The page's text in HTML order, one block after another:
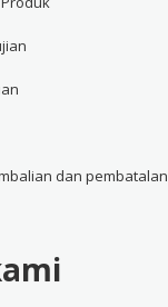
dan pembatalan